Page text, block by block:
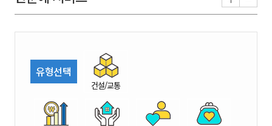
권
시
열
유형선택
건설/교통